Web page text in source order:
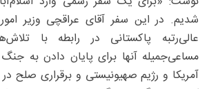
شدیم. در این سفر آقای عراقچی وزیر
عالی‌رتبه پاکستانی در رابطه با
مساعی‌جمیله آنها برای پایان دادن به جنگ
آمریکا و رژیم صهیونیستی و برقراری صلح